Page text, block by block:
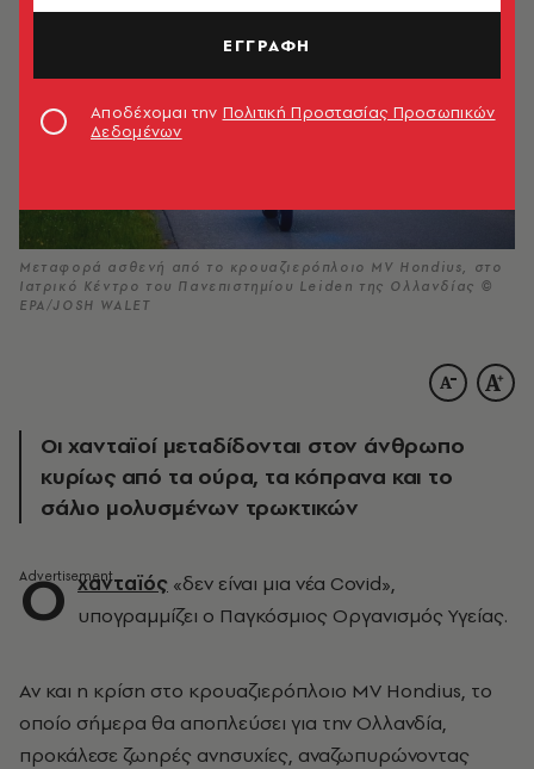
Μεταφορά ασθενή από το κρουαζιερόπλοιο MV Hondius, στο
Ιατρικό Κέντρο του Πανεπιστημίου Leiden της Ολλανδίας ©
ΕΡΑ/JOSH WALET
Οι χανταϊοί μεταδίδονται στον άνθρωπο
κυρίως από τα ούρα, τα κόπρανα και το
σάλιο μολυσμένων τρωκτικών
Ο χανταϊός «δεν είναι μια νέα Covid»,
υπογραμμίζει ο Παγκόσμιος Οργανισμός Υγείας.
Αν και η κρίση στο κρουαζιερόπλοιο MV Hondius, το
οποίο σήμερα θα αποπλεύσει για την Ολλανδία,
προκάλεσε ζωηρές ανησυχίες, αναζωπυρώνοντας
ΕΓΓΡΑΦΗ
Αποδέχομαι την Πολιτική Προστασίας Προσωπικών
Δεδομένων